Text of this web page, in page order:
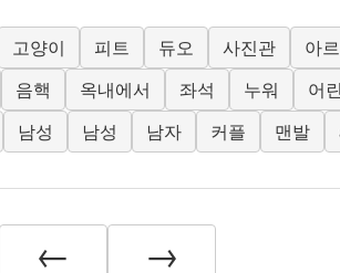
고양이 피트 듀오 사진관 아
음핵 옥내에서 좌석 누워 어린
남성 남성 남자 커플 맨발
← →